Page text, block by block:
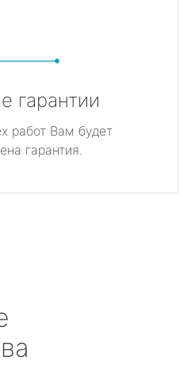
гарантии
работ Вам будет
гарантия.